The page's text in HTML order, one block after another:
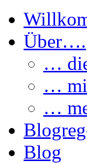
Über….
…
…
…
Blog